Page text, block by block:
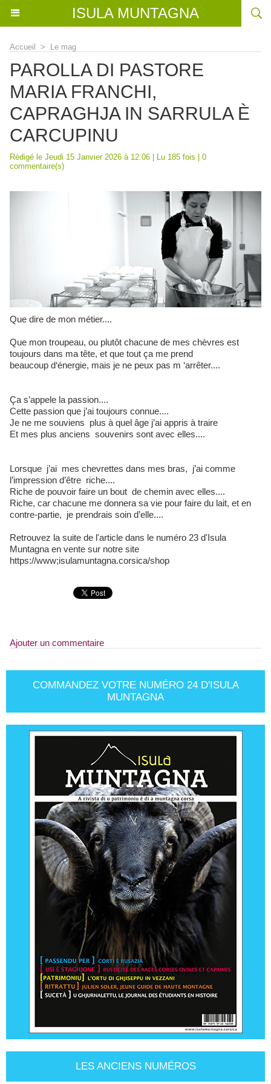
ISULA MUNTAGNA
Accueil > Le mag
PAROLLA DI PASTORE
MARIA FRANCHI,
CAPRAGHJA IN SARRULA È
CARCUPINU
Rédigé le Jeudi 15 Janvier 2026 à 12:06 | Lu 185 fois | 0
commentaire(s)
Que dire de mon métier....
Que mon troupeau, ou plutôt chacune de mes chèvres est
toujours dans ma tête, et que tout ça me prend
beaucoup d‘énergie, mais je ne peux pas m ‘arrêter....
Ça s’appele la passion....
Cette passion que j’ai toujours connue....
Je ne me souviens plus à quel âge j’ai appris à traire
Et mes plus anciens souvenirs sont avec elles....
Lorsque j’ai mes chevrettes dans mes bras, j’ai comme
l’impression d’être riche....
Riche de pouvoir faire un bout de chemin avec elles....
Riche, car chacune me donnera sa vie pour faire du lait, et en
contre-partie, je prendrais soin d’elle....
Retrouvez la suite de l'article dans le numéro 23 d'Isula
Muntagna en vente sur notre site
https://www;isulamuntagna.corsica/shop
Ajouter un commentaire
COMMANDEZ VOTRE NUMÉRO 24 D'ISULA
MUNTAGNA
LES ANCIENS NUMÉROS